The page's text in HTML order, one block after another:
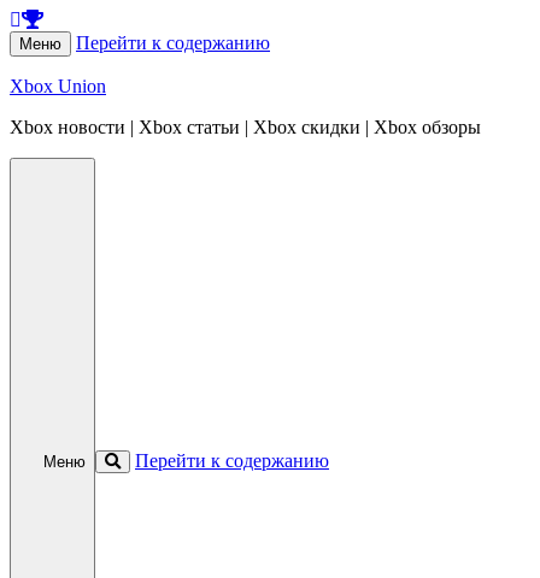
Меню Перейти к содержанию
Xbox Union
Xbox новости | Xbox статьи | Xbox скидки | Xbox обзоры
Меню Перейти к содержанию